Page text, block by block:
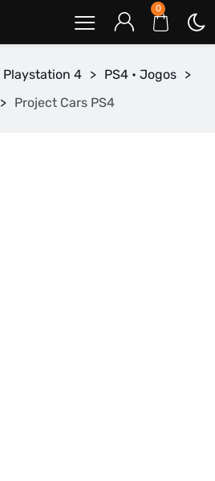
0
Playstation 4 > PS4 • Jogos >
> Project Cars PS4